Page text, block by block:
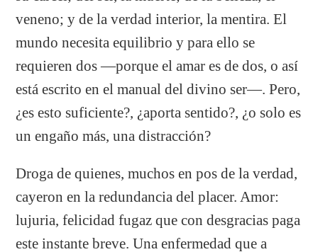
veneno; y de la verdad interior, la mentira. El
mundo necesita equilibrio y para ello se
requieren dos —porque el amar es de dos, o así
está escrito en el manual del divino ser—. Pero,
¿es esto suficiente?, ¿aporta sentido?, ¿o solo es
un engaño más, una distracción?
Droga de quienes, muchos en pos de la verdad,
cayeron en la redundancia del placer. Amor:
lujuria, felicidad fugaz que con desgracias paga
este instante breve. Una enfermedad que a